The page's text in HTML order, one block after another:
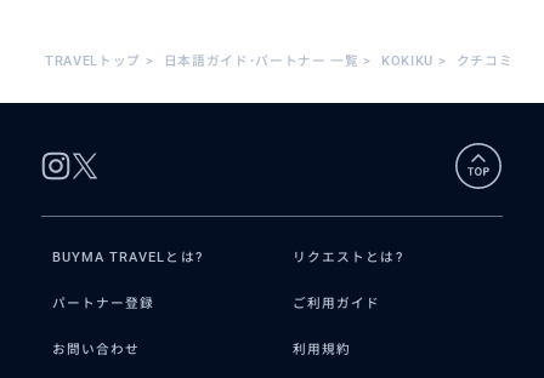
TRAVELトップ > 日本語ガイド･パートナー 一覧 > KOKIKU > クチコミ
BUYMA TRAVELとは? リクエストとは?
パートナー登録 ご利用ガイド
お問い合わせ 利用規約